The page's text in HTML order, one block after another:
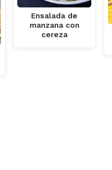
Ensalada de
manzana con
cereza